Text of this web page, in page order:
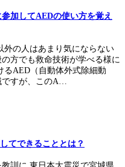
加してAEDの使い方を覚え
外の人はあまり気にならない
方でも救命技術が学べる様に
るAED（自動体外式除細動
ですが、このA…
てできることとは？